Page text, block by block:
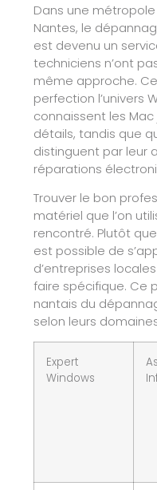
Dans une
Nantes, le
est devenu un
techniciens n’ont
même approche.
perfection l’univers
connaissent les
détails, tandis que
distinguent par leur
réparations
Trouver le bon
matériel que l’on
rencontré. Plutôt
est possible de
d’entreprises
faire spécifique. Ce
nantais du
selon leurs
Expert
Windows